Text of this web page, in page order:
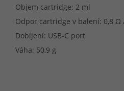
Objem cartridge: 2 ml
Odpor cartridge v balení: 0,8 Ω
Dobíjení: USB-C port
Váha: 50,9 g